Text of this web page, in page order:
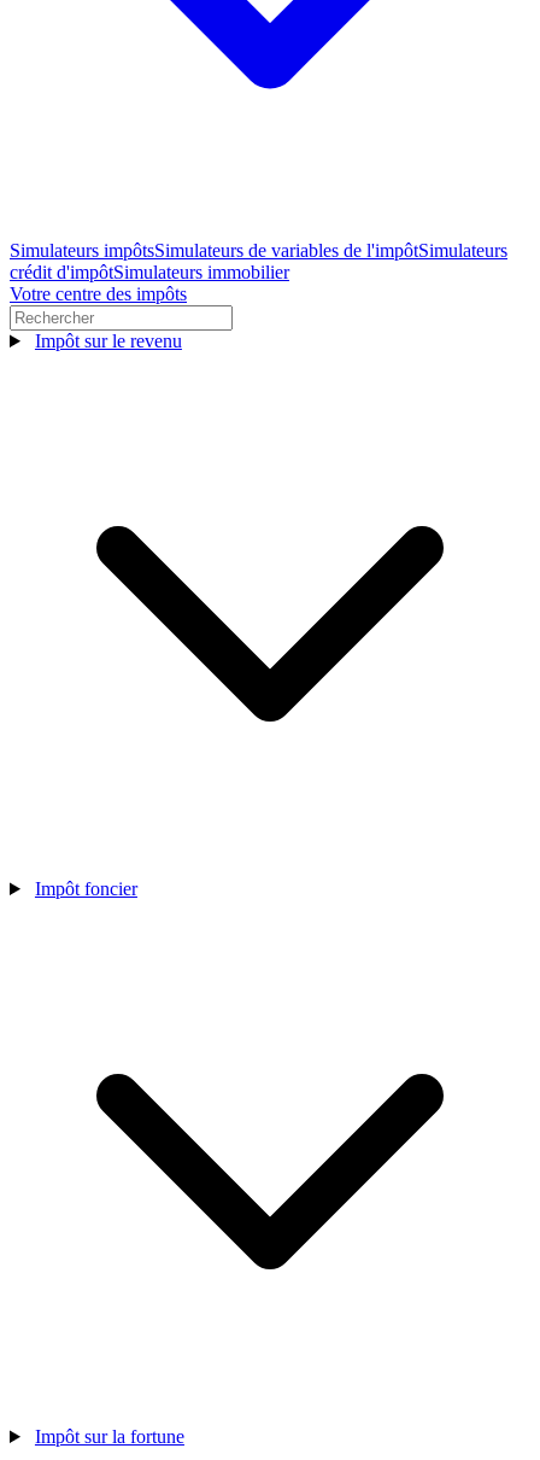
Simulateurs impôtsSimulateurs de variables de l'impôtSimulateurs
crédit d'impôtSimulateurs immobilier
Votre centre des impôts
Impôt sur le revenu
Impôt foncier
Impôt sur la fortune